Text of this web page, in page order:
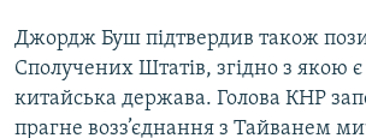
КТАТ
ДОЛУЧАЙСЯ!
Джордж Буш підтвердив також
Сполучених Штатів, згідно з якою є
китайська держава. Голова КНР
прагне возз’єднання з Тайванем